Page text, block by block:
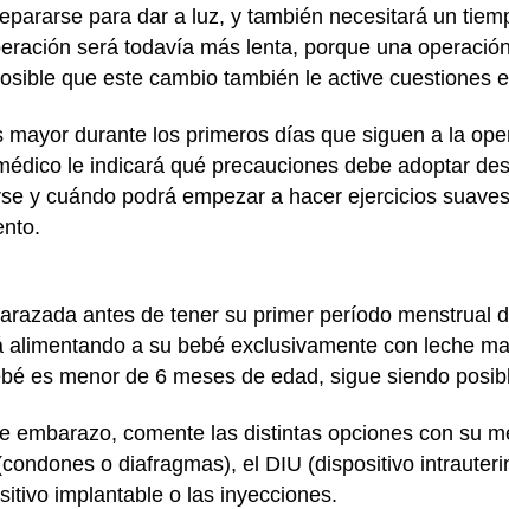
para dar a luz, y también necesitará un
será todavía más lenta, porque una
que este cambio también le active cuestiones
durante los primeros días que siguen a la
le indicará qué precauciones debe adoptar
y cuándo podrá empezar a hacer ejercicios
antes de tener su primer período menstrual
a su bebé exclusivamente con leche
es menor de 6 meses de edad, sigue siendo
embarazo, comente las distintas opciones con su
o diafragmas), el DIU (dispositivo
implantable o las inyecciones.